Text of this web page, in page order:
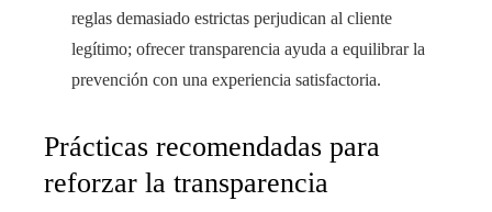
reglas demasiado estrictas perjudican al cliente
legítimo; ofrecer transparencia ayuda a equilibrar la
prevención con una experiencia satisfactoria.
Prácticas recomendadas para
reforzar la transparencia